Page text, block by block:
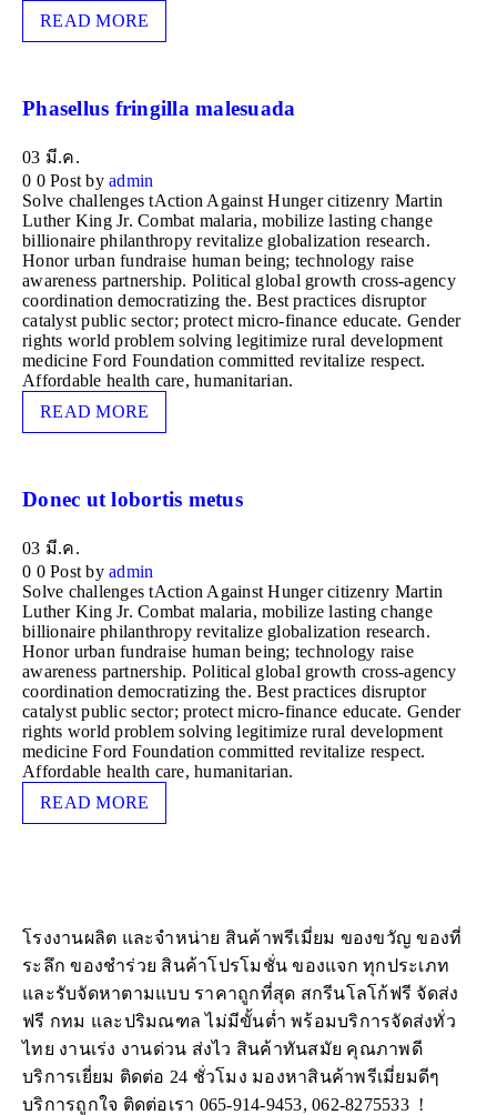
READ MORE
Phasellus fringilla malesuada
03 มี.ค.
0 0 Post by admin
Solve challenges tAction Against Hunger citizenry Martin
Luther King Jr. Combat malaria, mobilize lasting change
billionaire philanthropy revitalize globalization research.
Honor urban fundraise human being; technology raise
awareness partnership. Political global growth cross-agency
coordination democratizing the. Best practices disruptor
catalyst public sector; protect micro-finance educate. Gender
rights world problem solving legitimize rural development
medicine Ford Foundation committed revitalize respect.
Affordable health care, humanitarian.
READ MORE
Donec ut lobortis metus
03 มี.ค.
0 0 Post by admin
Solve challenges tAction Against Hunger citizenry Martin
Luther King Jr. Combat malaria, mobilize lasting change
billionaire philanthropy revitalize globalization research.
Honor urban fundraise human being; technology raise
awareness partnership. Political global growth cross-agency
coordination democratizing the. Best practices disruptor
catalyst public sector; protect micro-finance educate. Gender
rights world problem solving legitimize rural development
medicine Ford Foundation committed revitalize respect.
Affordable health care, humanitarian.
READ MORE
โรงงานผลิต และจำหน่าย สินค้าพรีเมี่ยม ของขวัญ ของที่
ระลึก ของชำร่วย สินค้าโปรโมชั่น ของแจก ทุกประเภท
และรับจัดหาตามแบบ ราคาถูกที่สุด สกรีนโลโก้ฟรี จัดส่ง
ฟรี กทม และปริมณฑล ไม่มีขั้นต่ำ พร้อมบริการจัดส่งทั่ว
ไทย งานเร่ง งานด่วน ส่งไว สินค้าทันสมัย คุณภาพดี
บริการเยี่ยม ติดต่อ 24 ชั่วโมง มองหาสินค้าพรีเมี่ยมดีๆ
บริการถูกใจ ติดต่อเรา 065-914-9453, 062-8275533 !